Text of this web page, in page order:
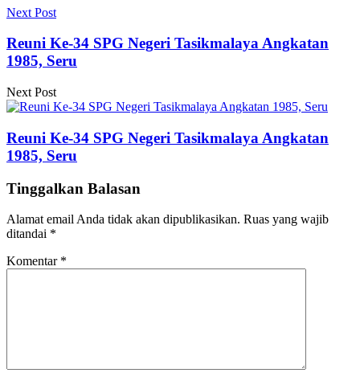
Next Post
Reuni Ke-34 SPG Negeri Tasikmalaya Angkatan
1985, Seru
Next Post
Reuni Ke-34 SPG Negeri Tasikmalaya Angkatan
1985, Seru
Tinggalkan Balasan
Alamat email Anda tidak akan dipublikasikan. Ruas yang wajib
ditandai *
Komentar *